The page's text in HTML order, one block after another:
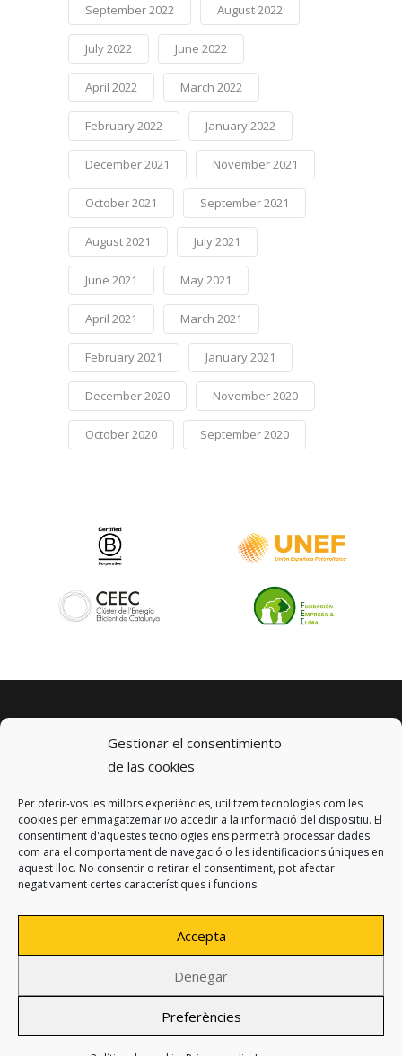
Gestionar el consentimiento
de las cookies
Per oferir-vos les millors experiències, utilitzem tecnologies com les
cookies per emmagatzemar i/o accedir a la informació del dispositiu. El
consentiment d'aquestes tecnologies ens permetrà processar dades
com ara el comportament de navegació o les identificacions úniques en
aquest lloc. No consentir o retirar el consentiment, pot afectar
negativament certes característiques i funcions.
Accepta
Denegar
Preferències
September 2022 August 2022
July 2022 June 2022
April 2022 March 2022
February 2022 January 2022
December 2021 November 2021
October 2021 September 2021
August 2021 July 2021
June 2021 May 2021
April 2021 March 2021
February 2021 January 2021
December 2020 November 2020
October 2020 September 2020
© 2023 km0 Energy
Carrer Baldrich 222-226
08223 Terrassa, Barcelona
info@km0.energy
Privacy policy
Legal notice
Cookies policy